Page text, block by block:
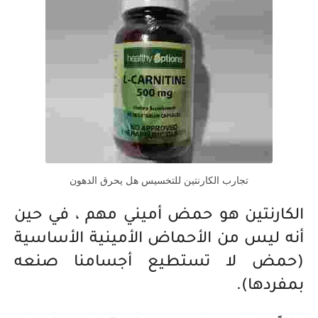
تجارب الكارنتين للتخسيس هل يحرق الدهون
الكارنتين هو حمض أميني مهم ، في حين
أنه ليس من الأحماض الأمينية الأساسية
(حمض لا تستطيع أجسامنا صنعه
بمفردها).